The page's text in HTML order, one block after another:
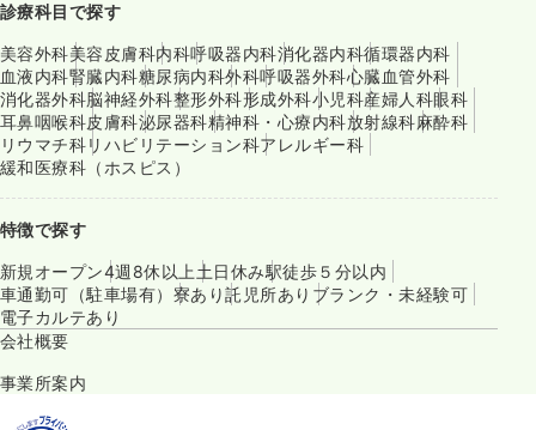
診療科目で探す
美容外科美容皮膚科内科呼吸器内科消化器内科循環器内科
血液内科腎臓内科糖尿病内科外科呼吸器外科心臓血管外科
消化器外科脳神経外科整形外科形成外科小児科産婦人科眼科
耳鼻咽喉科皮膚科泌尿器科精神科・心療内科放射線科麻酔科
リウマチ科リハビリテーション科アレルギー科
緩和医療科（ホスピス）
特徴で探す
新規オープン4週8休以上 土日休み駅徒歩５分以内
車通勤可（駐車場有） 寮あり託児所あり ブランク・未経験可
電子カルテあり
会社概要
事業所案内